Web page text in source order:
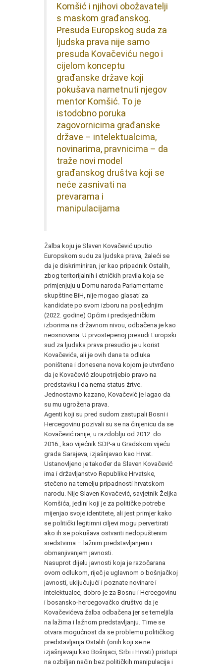
Komšić i njihovi obožavatelji
s maskom građanskog.
Presuda Europskog suda za
ljudska prava nije samo
presuda Kovačeviću nego i
cijelom konceptu
građanske države koji
pokušava nametnuti njegov
mentor Komšić. To je
istodobno poruka
zagovornicima građanske
države – intelektualcima,
novinarima, pravnicima – da
traže novi model
građanskog društva koji se
neće zasnivati na
prevarama i
manipulacijama
Žalba koju je Slaven Kovačević uputio
Europskom sudu za ljudska prava, žaleći se
da je diskriminiran, jer kao pripadnik Ostalih,
zbog teritorijalnih i etničkih pravila koja se
primjenjuju u Domu naroda Parlamentarne
skupštine BiH, nije mogao glasati za
kandidate po svom izboru na posljednjim
(2022. godine) Općim i predsjedničkim
izborima na državnom nivou, odbačena je kao
neosnovana. U prvostepenoj presudi Europski
sud za ljudska prava presudio je u korist
Kovačevića, ali je ovih dana ta odluka
poništena i donesena nova kojom je utvrđeno
da je Kovačević zloupotrijebio pravo na
predstavku i da nema status žrtve.
Jednostavno kazano, Kovačević je lagao da
su mu ugrožena prava.
Agenti koji su pred sudom zastupali Bosni i
Hercegovinu pozivali su se na činjenicu da se
Kovačević ranije, u razdoblju od 2012. do
2016., kao vijećnik SDP-a u Gradskom vijeću
grada Sarajeva, izjašnjavao kao Hrvat.
Ustanovljeno je također da Slaven Kovačević
ima i državljanstvo Republike Hrvatske,
stečeno na temelju pripadnosti hrvatskom
narodu. Nije Slaven Kovačević, savjetnik Željka
Komšića, jedini koji je za političke potrebe
mijenjao svoje identitete, ali jest primjer kako
se politički legitimni ciljevi mogu pervertirati
ako ih se pokušava ostvariti nedopuštenim
sredstvima – lažnim predstavljanjem i
obmanjivanjem javnosti.
Nasuprot dijelu javnosti koja je razočarana
ovom odlukom, riječ je uglavnom o bošnjačkoj
javnosti, uključujući i poznate novinare i
intelektualce, dobro je za Bosnu i Hercegovinu
i bosansko-hercegovačko društvo da je
Kovačevićeva žalba odbačena jer se temeljila
na lažima i lažnom predstavljanju. Time se
otvara mogućnost da se problemu političkog
predstavljanja Ostalih (onih koji se ne
izjašnjavaju kao Bošnjaci, Srbi i Hrvati) pristupi
na ozbiljan način bez političkih manipulacija i